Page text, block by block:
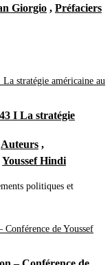
Giorgio , Préfaciers
I La stratégie
Auteurs ,
Youssef Hindi
politiques et